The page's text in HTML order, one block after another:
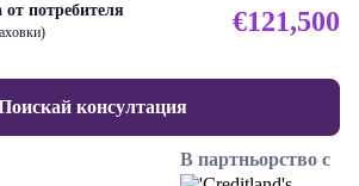
потребителя €121,500
консултация
В партньорство с